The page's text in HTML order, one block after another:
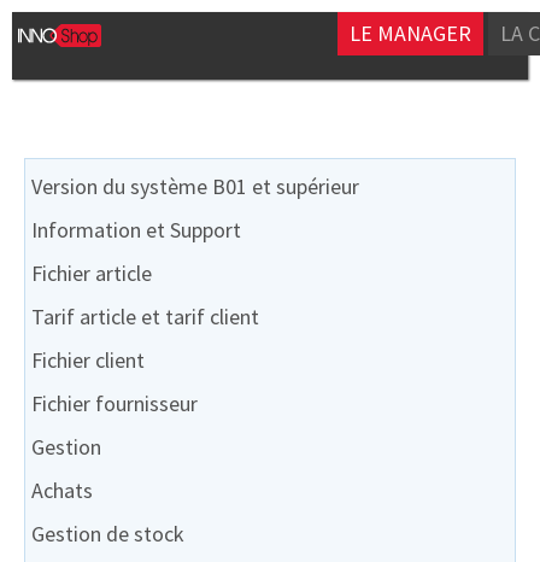
LE MANAGER LA
Version du système B01 et supérieur
Information et Support
Fichier article
Tarif article et tarif client
Fichier client
Fichier fournisseur
Gestion
Achats
Gestion de stock